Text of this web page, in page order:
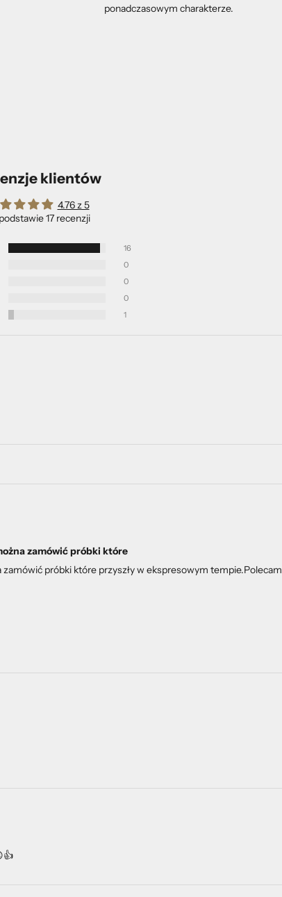
ponadczasowym charakterze.
klientów
4.76 z 5
17 recenzji
16
0
0
0
1
zamówić próbki które
próbki które przyszły w ekspresowym tempie.Polecam